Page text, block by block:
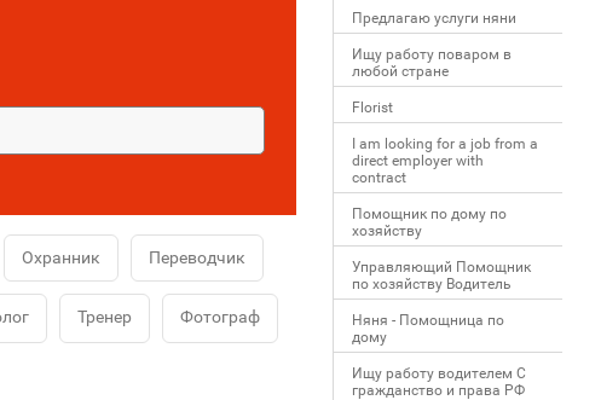
Охранник Переводчик
Тренер Фотограф
Предлагаю услуги няни
Ищу работу поваром в
любой стране
Florist
I am looking for a job from a
direct employer with
contract
Помощник по дому по
хозяйству
Управляющий Помощник
по хозяйству Водитель
Няня - Помощница по
дому
Ищу работу водителем С
гражданство и права РФ